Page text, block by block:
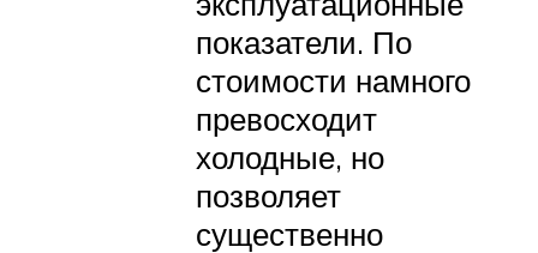
показатели. По
стоимости намного
превосходит
холодные, но
позволяет
существенно